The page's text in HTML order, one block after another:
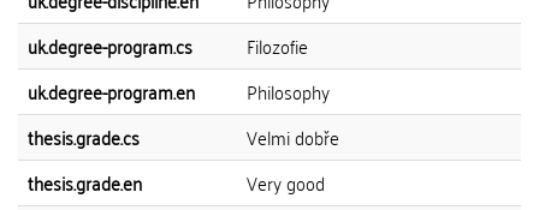
uk.degree-program.cs
Filozofie
uk.degree-program.en
Philosophy
thesis.grade.cs
Velmi dobře
thesis.grade.en
Very good